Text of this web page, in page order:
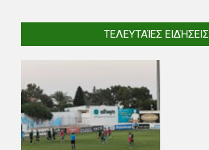
ΤΕΛΕΥΤΑΊΕΣ ΕΙΔΉΣΕΙΣ